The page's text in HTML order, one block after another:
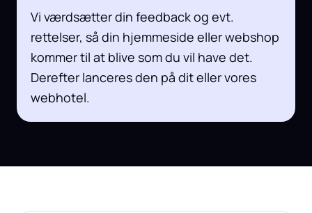
Vi værdsætter din feedback og evt.
rettelser, så din hjemmeside eller webshop
kommer til at blive som du vil have det.
Derefter lanceres den på dit eller vores
webhotel.